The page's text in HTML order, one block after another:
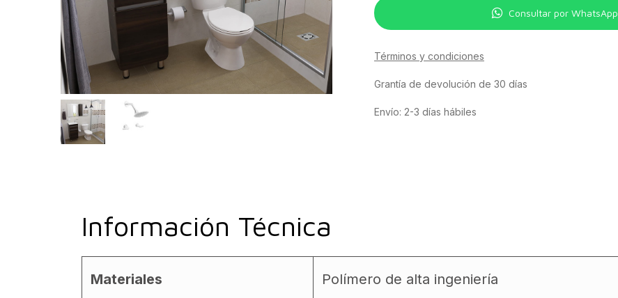
Consultar por WhatsApp
Términos y condiciones
Grantía de devolución de 30 días
Envío: 2-3 días hábiles
Información Técnica
Materiales Polímero de alta ingeniería